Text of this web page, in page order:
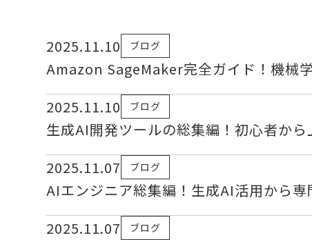
2025.11.10 ブログ
Amazon SageMaker完全ガイド！機械
2025.11.10
ブログ
生成AI開発ツールの総集編！初心者か
2025.11.07
ブログ
AIエンジニア総集編！生成AI活用から
2025.11.07
ブログ